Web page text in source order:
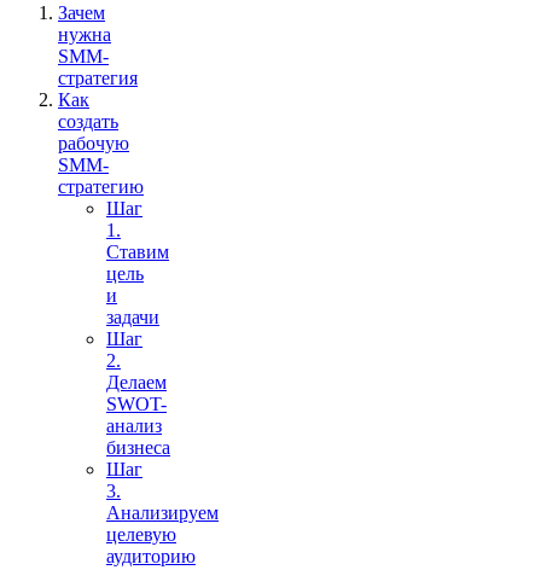
Зачем
нужна
SMM-
стратегия
Как
создать
рабочую
SMM-
стратегию
Шаг
1.
Ставим
цель
и
задачи
Шаг
2.
Делаем
SWOT-
анализ
бизнеса
Шаг
3.
Анализируем
целевую
аудиторию